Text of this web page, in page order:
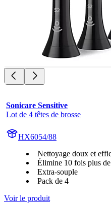
Sonicare Sensitive
Lot de 4 têtes de brosse
HX6054/88
Nettoyage doux et
Élimine 10 fois plus
Extra-souple
Pack de 4
Voir le produit